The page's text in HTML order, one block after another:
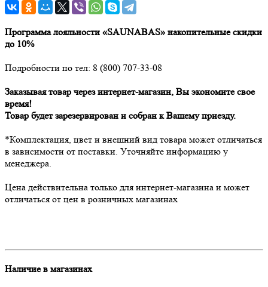
Программа лояльности «SAUNABAS» накопительные скидки
до 10%
Подробности по тел: 8 (800) 707-33-08
Заказывая товар через интернет-магазин, Вы экономите свое
время!
Товар будет зарезервирован и собран к Вашему приезду.
*Комплектация, цвет и внешний вид товара может отличаться
в зависимости от поставки. Уточняйте информацию у
менеджера.
Цена действительна только для интернет-магазина и может
отличаться от цен в розничных магазинах
Наличие в магазинах